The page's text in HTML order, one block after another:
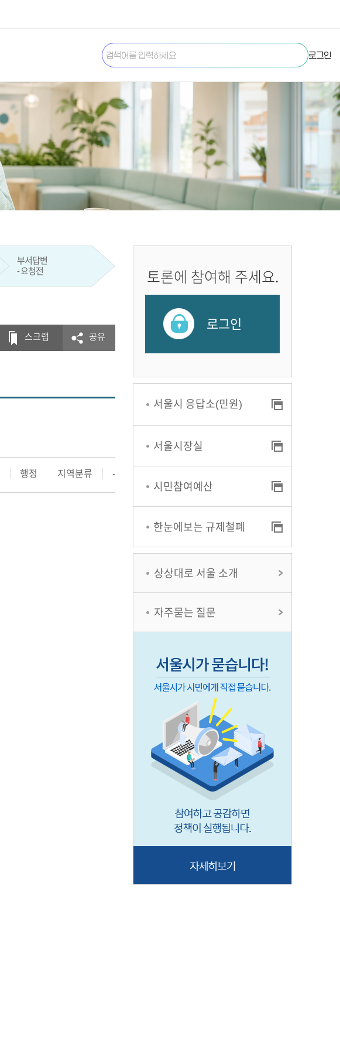
로그인
부서답변
- 요청전
스크랩 공유
지역분류 -
행정
토론에 참여해 주세요.
로그인
서울시 응답소(민원)
서울시장실
시민참여예산
한눈에보는 규제철폐
상상대로 서울 소개
자주묻는 질문